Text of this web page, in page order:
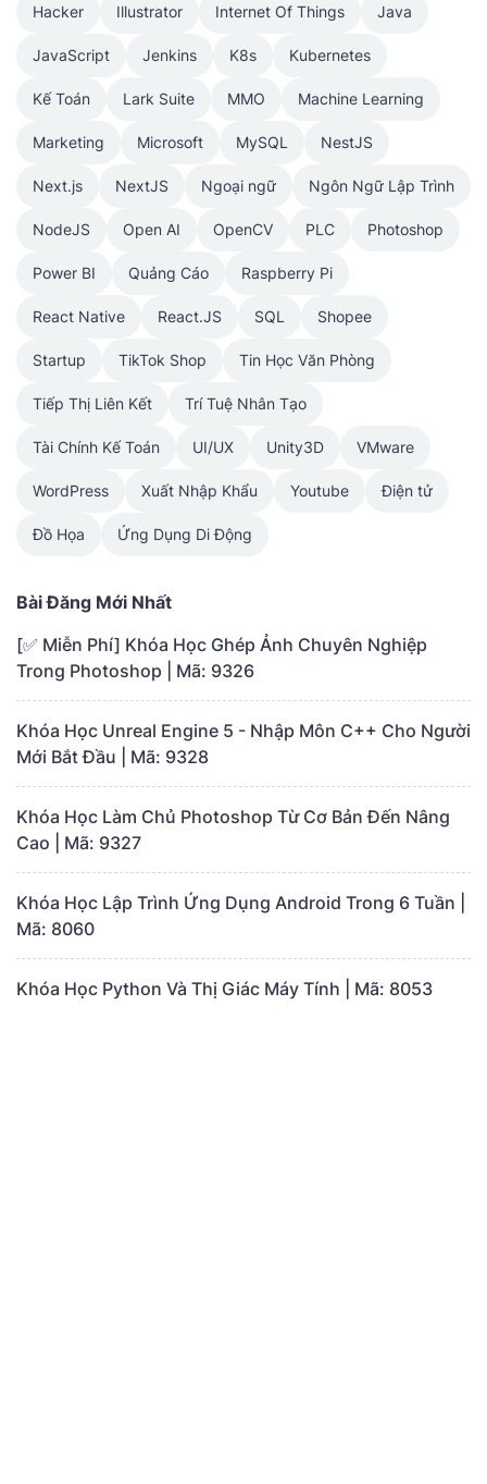
Hacker Illustrator Internet Of Things Java
JavaScript Jenkins K8s Kubernetes
Kế Toán Lark Suite MMO Machine Learning
Marketing Microsoft MySQL NestJS
Next.js NextJS Ngoại ngữ Ngôn Ngữ Lập Trình
NodeJS Open AI OpenCV PLC Photoshop
Power BI Quảng Cáo Raspberry Pi
React Native React.JS SQL Shopee
Startup TikTok Shop Tin Học Văn Phòng
Tiếp Thị Liên Kết Trí Tuệ Nhân Tạo
Tài Chính Kế Toán UI/UX Unity3D VMware
WordPress Xuất Nhập Khẩu Youtube Điện tử
Đồ Họa Ứng Dụng Di Động
Bài Đăng Mới Nhất
[✅ Miễn Phí] Khóa Học Ghép Ảnh Chuyên Nghiệp
Trong Photoshop | Mã: 9326
Khóa Học Unreal Engine 5 - Nhập Môn C++ Cho Người
Mới Bắt Đầu | Mã: 9328
Khóa Học Làm Chủ Photoshop Từ Cơ Bản Đến Nâng
Cao | Mã: 9327
Khóa Học Lập Trình Ứng Dụng Android Trong 6 Tuần |
Mã: 8060
Khóa Học Python Và Thị Giác Máy Tính | Mã: 8053